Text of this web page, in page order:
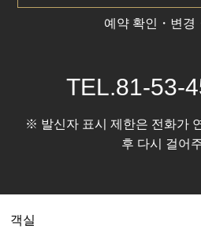
예약 확인・변경
TEL.81-53-
※ 발신자 표시 제한은 전화가
후 다시 걸어
객실